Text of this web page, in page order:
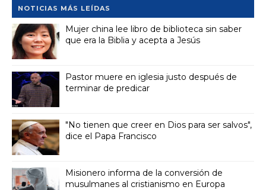
NOTICIAS MÁS LEÍDAS
Mujer china lee libro de biblioteca sin saber
que era la Biblia y acepta a Jesús
Pastor muere en iglesia justo después de
terminar de predicar
"No tienen que creer en Dios para ser salvos",
dice el Papa Francisco
Misionero informa de la conversión de
musulmanes al cristianismo en Europa